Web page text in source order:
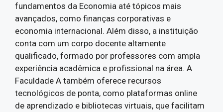
fundamentos da Economia até tópicos mais
avançados, como finanças corporativas e
economia internacional. Além disso, a instituição
conta com um corpo docente altamente
qualificado, formado por professores com ampla
experiência acadêmica e profissional na área. A
Faculdade A também oferece recursos
tecnológicos de ponta, como plataformas online
de aprendizado e bibliotecas virtuais, que facilitam